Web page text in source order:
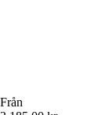
Från